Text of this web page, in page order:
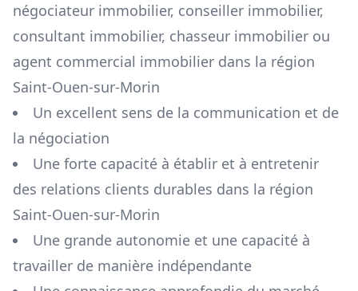
négociateur immobilier, conseiller immobilier,
consultant immobilier, chasseur immobilier ou
agent commercial immobilier dans la région
Saint-Ouen-sur-Morin
Un excellent sens de la communication et de
la négociation
Une forte capacité à établir et à entretenir
des relations clients durables dans la région
Saint-Ouen-sur-Morin
Une grande autonomie et une capacité à
travailler de manière indépendante